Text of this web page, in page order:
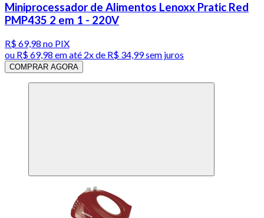
Miniprocessador de Alimentos Lenoxx Pratic Red
PMP435 2 em 1 - 220V
R$ 69,98 no PIX
ou R$ 69,98 em até 2x de R$ 34,99 sem juros
COMPRAR AGORA